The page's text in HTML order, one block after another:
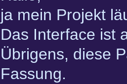
ja mein Projekt
Das Interface ist
Übrigens, diese
Fassung.